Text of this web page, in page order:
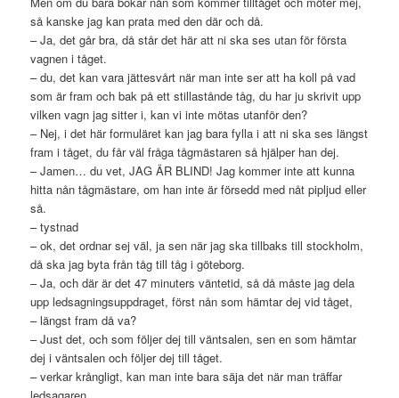
så kanske jag kan prata med den där och då.
– Ja, det går bra, då står det här att ni ska ses utan för första
vagnen i tåget.
– du, det kan vara jättesvårt när man inte ser att ha koll på vad
som är fram och bak på ett stillastånde tåg, du har ju skrivit upp
vilken vagn jag sitter i, kan vi inte mötas utanför den?
– Nej, i det här formuläret kan jag bara fylla i att ni ska ses längst
fram i tåget, du får väl fråga tågmästaren så hjälper han dej.
– Jamen… du vet, JAG ÄR BLIND! Jag kommer inte att kunna
hitta nån tågmästare, om han inte är försedd med nåt pipljud eller
så.
– tystnad
– ok, det ordnar sej väl, ja sen när jag ska tillbaks till stockholm,
då ska jag byta från tåg till tåg i göteborg.
– Ja, och där är det 47 minuters väntetid, så då måste jag dela
upp ledsagningsuppdraget, först nån som hämtar dej vid tåget,
– längst fram då va?
– Just det, och som följer dej till väntsalen, sen en som hämtar
dej i väntsalen och följer dej till tåget.
– verkar krångligt, kan man inte bara säja det när man träffar